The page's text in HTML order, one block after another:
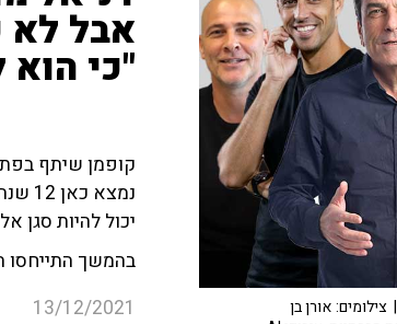
אבל לא
"כי הוא
קופמן שיתף
יכול להיות סגן
בהמשך התייחסו
13/12/2021
| צילומים: אורן בן